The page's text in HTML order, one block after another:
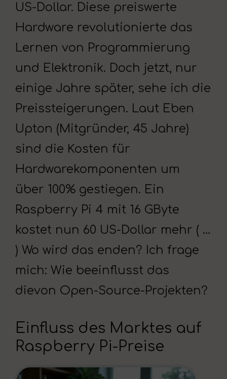
US-Dollar. Diese preiswerte
Hardware revolutionierte das
Lernen von Programmierung
und Elektronik. Doch jetzt, nur
einige Jahre später, sehe ich die
Preissteigerungen. Laut Eben
Upton (Mitgründer, 45 Jahre)
sind die Kosten für
Hardwarekomponenten um
über 100% gestiegen. Ein
Raspberry Pi 4 mit 16 GByte
kostet nun 60 US-Dollar mehr ( …
) Wo wird das enden? Ich frage
mich: Wie beeinflusst das
dievon Open-Source-Projekten?
Einfluss des Marktes auf
Raspberry Pi-Preise